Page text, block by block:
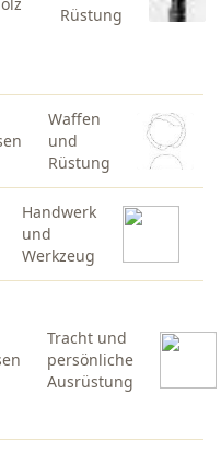
Rüstung
Waffen
und
Rüstung
Handwerk
und
Werkzeug
Tracht und
persönliche
Ausrüstung